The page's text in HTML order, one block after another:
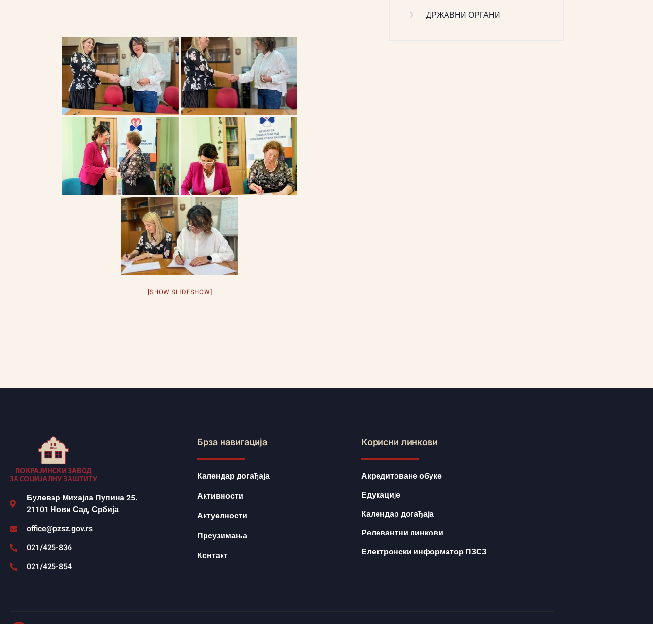
[SHOW SLIDESHOW]
ДРЖАВНИ ОРГАНИ
Булевар Михајла Пупина 25.
21101 Нови Сад, Србија
office@pzsz.gov.rs
021/425-836
021/425-854
Брза навигација
Календар догађаја
Активности
Актуелности
Преузимања
Контакт
Корисни линкови
Акредитоване обуке
Едукације
Календар догађаја
Релевантни линкови
Електронски информатор ПЗСЗ